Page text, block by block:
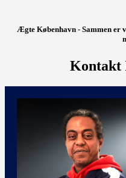
Ægte København - Sammen
Kontakt